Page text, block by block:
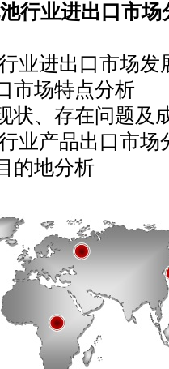
行业进出口市场
进出口市场发
特点分析
存在问题及
产品出口市场
地分析